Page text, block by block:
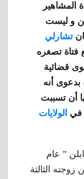
المشاهير
و ليست
تشارلي
فتاة تصغره
قضائية
أنه
أن تسببت
في الولايات
” عام
زوجته الثالثة